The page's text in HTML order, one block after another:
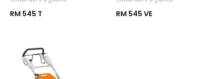
RM 545 T RM 545 VE